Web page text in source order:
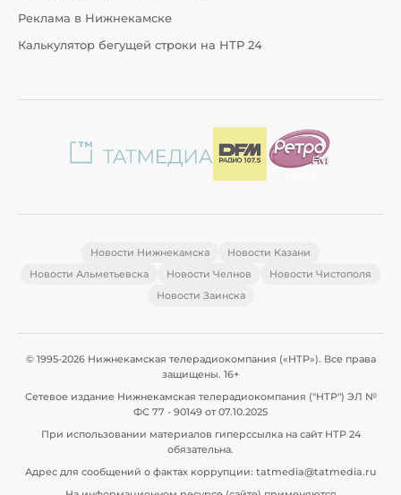
Реклама в Нижнекамске
Калькулятор бегущей строки на НТР 24
Новости Нижнекамска
Новости Казани
Новости Альметьевска
Новости Челнов
Новости Чистополя
Новости Заинска
© 1995-2026 Нижнекамская телерадиокомпания («НТР»). Все права
защищены. 16+
Сетевое издание Нижнекамская телерадиокомпания ("НТР") ЭЛ №
ФС 77 - 90149 от 07.10.2025
При использовании материалов гиперссылка на сайт НТР 24
обязательна.
Адрес для сообщений о фактах коррупции: tatmedia@tatmedia.ru